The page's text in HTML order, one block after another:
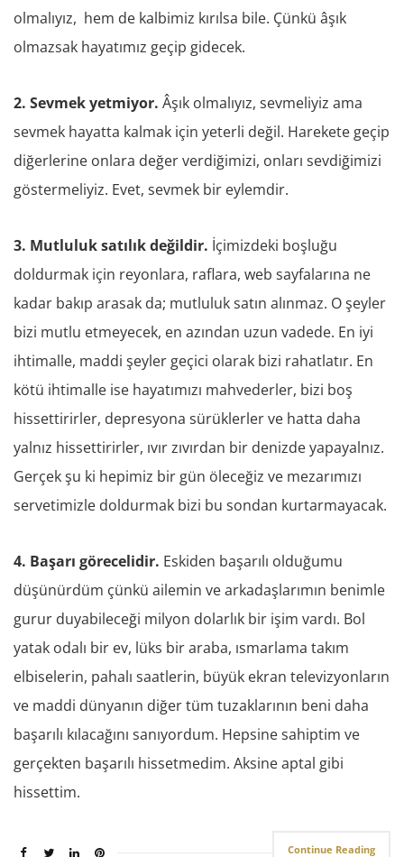
olmalıyız, hem de kalbimiz kırılsa bile. Çünkü âşık
olmazsak hayatımız geçip gidecek.
2. Sevmek yetmiyor. Âşık olmalıyız, sevmeliyiz ama
sevmek hayatta kalmak için yeterli değil. Harekete geçip
diğerlerine onlara değer verdiğimizi, onları sevdiğimizi
göstermeliyiz. Evet, sevmek bir eylemdir.
3. Mutluluk satılık değildir. İçimizdeki boşluğu
doldurmak için reyonlara, raflara, web sayfalarına ne
kadar bakıp arasak da; mutluluk satın alınmaz. O şeyler
bizi mutlu etmeyecek, en azından uzun vadede. En iyi
ihtimalle, maddi şeyler geçici olarak bizi rahatlatır. En
kötü ihtimalle ise hayatımızı mahvederler, bizi boş
hissettirirler, depresyona sürüklerler ve hatta daha
yalnız hissettirirler, ıvır zıvırdan bir denizde yapayalnız.
Gerçek şu ki hepimiz bir gün öleceğiz ve mezarımızı
servetimizle doldurmak bizi bu sondan kurtarmayacak.
4. Başarı görecelidir. Eskiden başarılı olduğumu
düşünürdüm çünkü ailemin ve arkadaşlarımın benimle
gurur duyabileceği milyon dolarlık bir işim vardı. Bol
yatak odalı bir ev, lüks bir araba, ısmarlama takım
elbiselerin, pahalı saatlerin, büyük ekran televizyonların
ve maddi dünyanın diğer tüm tuzaklarının beni daha
başarılı kılacağını sanıyordum. Hepsine sahiptim ve
gerçekten başarılı hissetmedim. Aksine aptal gibi
hissettim.
Continue Reading